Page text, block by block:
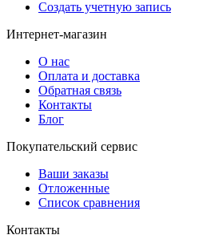
Создать учетную запись
Интернет-магазин
О нас
Оплата и доставка
Обратная связь
Контакты
Блог
Покупательский сервис
Ваши заказы
Отложенные
Список сравнения
Контакты